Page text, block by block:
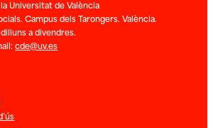
Universitat de València
Campus dels Tarongers. València.
a divendres.
cde@uv.es